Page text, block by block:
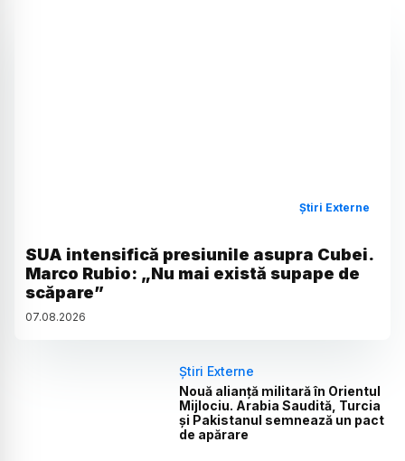
Știri Externe
SUA intensifică presiunile asupra Cubei.
Marco Rubio: „Nu mai există supape de
scăpare”
07.08.2026
Știri Externe
Nouă alianță militară în Orientul
Mijlociu. Arabia Saudită, Turcia
și Pakistanul semnează un pact
de apărare